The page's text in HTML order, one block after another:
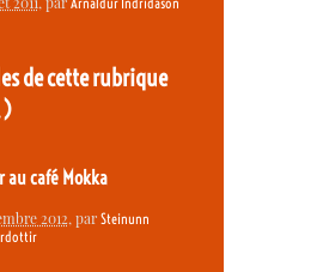
de cette rubrique
au café Mokka
2012, par Steinunn